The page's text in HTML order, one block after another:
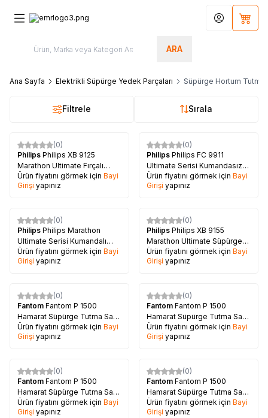
ARA
Hesabım
Ana Sayfa Elektrikli Süpürge Yedek Parçaları Süpürge Hortum Tutma
Filtrele Sırala
(0)
Philips Philips XB 9125
Marathon Ultimate Fırçalı
Tutma Sapı
Ürün fiyatını görmek için Bayi
Girişi yapınız
(0)
Philips Philips FC 9911
Ultimate Serisi Kumandasız
Tutma Sapı
Ürün fiyatını görmek için Bayi
Girişi yapınız
(0)
Philips Philips Marathon
Ultimate Serisi Kumandalı
Tutma Sapı
Ürün fiyatını görmek için Bayi
Girişi yapınız
(0)
Philips Philips XB 9155
Marathon Ultimate Süpürge
Hortum Kumanda Sapı
Ürün fiyatını görmek için Bayi
Girişi yapınız
(0)
Fantom Fantom P 1500
Hamarat Süpürge Tutma Sapı
- Siyah
Ürün fiyatını görmek için Bayi
Girişi yapınız
(0)
Fantom Fantom P 1500
Hamarat Süpürge Tutma Sapı
- Antrasit
Ürün fiyatını görmek için Bayi
Girişi yapınız
(0)
Fantom Fantom P 1500
Hamarat Süpürge Tutma Sapı
- Beyaz
Ürün fiyatını görmek için Bayi
Girişi yapınız
(0)
Fantom Fantom P 1500
Hamarat Süpürge Tutma Sapı
- Kırmızı
Ürün fiyatını görmek için Bayi
Girişi yapınız